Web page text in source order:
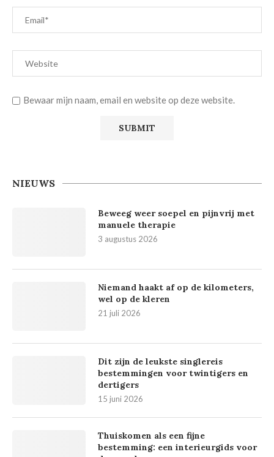
Bewaar mijn naam, email en website op deze website.
NIEUWS
Beweeg weer soepel en pijnvrij met
manuele therapie
3 augustus 2026
Niemand haakt af op de kilometers,
wel op de kleren
21 juli 2026
Dit zijn de leukste singlereis
bestemmingen voor twintigers en
dertigers
15 juni 2026
Thuiskomen als een fijne
bestemming: een interieurgids voor